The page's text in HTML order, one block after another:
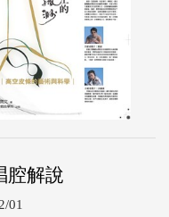
腔解說
01